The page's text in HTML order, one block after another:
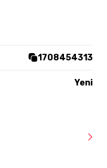
1708454313
Yeni